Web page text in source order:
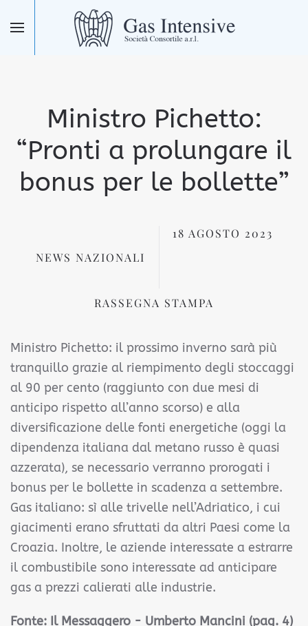
Skip to main content
Ministro Pichetto:
“Pronti a prolungare il
bonus per le bollette”
NEWS NAZIONALI
18 AGOSTO 2023
RASSEGNA STAMPA
Ministro Pichetto: il prossimo inverno sarà più
tranquillo grazie al riempimento degli stoccaggi
al 90 per cento (raggiunto con due mesi di
anticipo rispetto all’anno scorso) e alla
diversificazione delle fonti energetiche (oggi la
dipendenza italiana dal metano russo è quasi
azzerata), se necessario verranno prorogati i
bonus per le bollette in scadenza a settembre.
Gas italiano: sì alle trivelle nell’Adriatico, i cui
giacimenti erano sfruttati da altri Paesi come la
Croazia. Inoltre, le aziende interessate a estrarre
il combustibile sono interessate ad anticipare
gas a prezzi calierati alle industrie.
Fonte: Il Messaggero - Umberto Mancini (pag. 4)